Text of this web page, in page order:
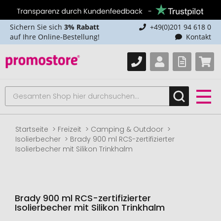
Sichern Sie sich 3% Rabatt
auf Ihre Online-Bestellung!
+49(0)201 94 618 0
Kontakt
Startseite Freizeit
Camping & Outdoor
Isolierbecher
Brady 900 ml RCS-zertifizierter
Isolierbecher mit Silikon Trinkhalm
Brady 900 ml RCS-zertifizierter
Isolierbecher mit Silikon Trinkhalm